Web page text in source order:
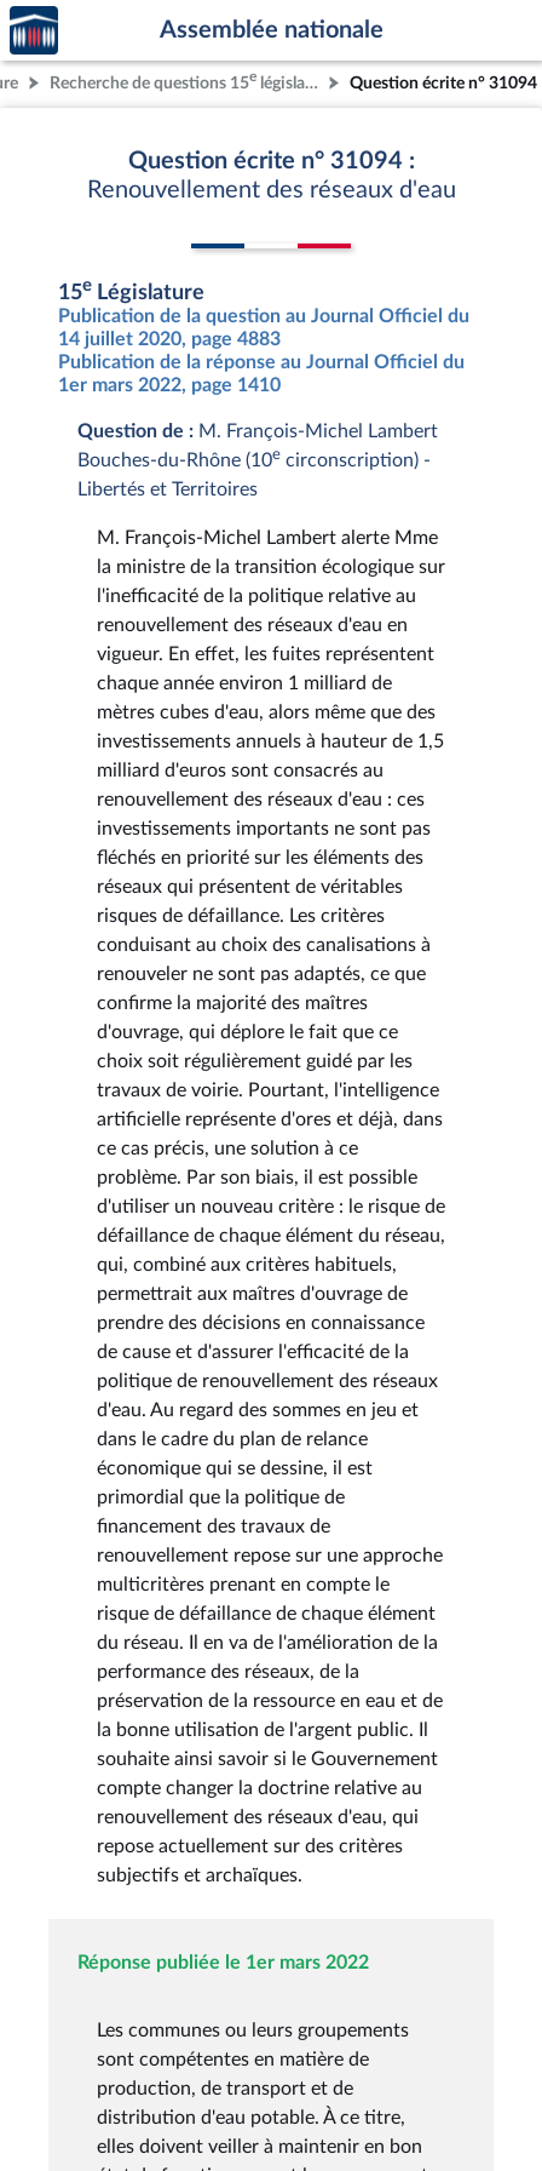
Aller au contenu
Aller en bas de la page
Accèder
à la
page
d'accueil
Assemblée nationale
Recherche de questions 15e législature Question écrite n° 31094
Question écrite n° 31094 :
Renouvellement des réseaux d'eau
15e Législature
Publication de la question au Journal Officiel du
14 juillet 2020, page 4883
Publication de la réponse au Journal Officiel du
1er mars 2022, page 1410
Question de : M. François-Michel Lambert
Bouches-du-Rhône (10e circonscription) -
Libertés et Territoires
M. François-Michel Lambert alerte Mme
la ministre de la transition écologique sur
l'inefficacité de la politique relative au
renouvellement des réseaux d'eau en
vigueur. En effet, les fuites représentent
chaque année environ 1 milliard de
mètres cubes d'eau, alors même que des
investissements annuels à hauteur de 1,5
milliard d'euros sont consacrés au
renouvellement des réseaux d'eau : ces
investissements importants ne sont pas
fléchés en priorité sur les éléments des
réseaux qui présentent de véritables
risques de défaillance. Les critères
conduisant au choix des canalisations à
renouveler ne sont pas adaptés, ce que
confirme la majorité des maîtres
d'ouvrage, qui déplore le fait que ce
choix soit régulièrement guidé par les
travaux de voirie. Pourtant, l'intelligence
artificielle représente d'ores et déjà, dans
ce cas précis, une solution à ce
problème. Par son biais, il est possible
d'utiliser un nouveau critère : le risque de
défaillance de chaque élément du réseau,
qui, combiné aux critères habituels,
permettrait aux maîtres d'ouvrage de
prendre des décisions en connaissance
de cause et d'assurer l'efficacité de la
politique de renouvellement des réseaux
d'eau. Au regard des sommes en jeu et
dans le cadre du plan de relance
économique qui se dessine, il est
primordial que la politique de
financement des travaux de
renouvellement repose sur une approche
multicritères prenant en compte le
risque de défaillance de chaque élément
du réseau. Il en va de l'amélioration de la
performance des réseaux, de la
préservation de la ressource en eau et de
la bonne utilisation de l'argent public. Il
souhaite ainsi savoir si le Gouvernement
compte changer la doctrine relative au
renouvellement des réseaux d'eau, qui
repose actuellement sur des critères
subjectifs et archaïques.
Réponse publiée le 1er mars 2022
Les communes ou leurs groupements
sont compétentes en matière de
production, de transport et de
distribution d'eau potable. À ce titre,
elles doivent veiller à maintenir en bon